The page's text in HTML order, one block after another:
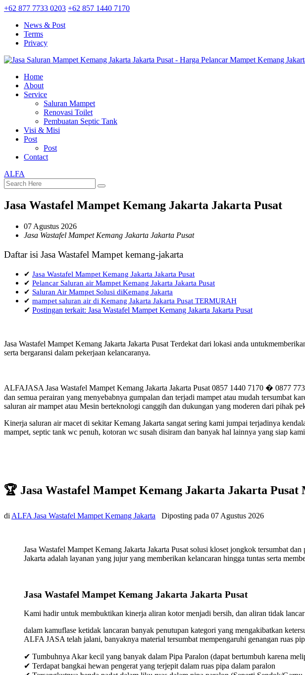
+62 877 7733 0203 +62 857 1440 7170
News & Post
Terms
Privacy
Home
About
Service
Saluran Mampet
Renovasi Toilet
Pembuatan Septic Tank
Visi & Misi
Post
Post
Contact
ALFA
Jasa Wastafel Mampet Kemang Jakarta Jakarta Pusat
07 Agustus 2026
Jasa Wastafel Mampet Kemang Jakarta Jakarta Pusat
Daftar isi Jasa Wastafel Mampet kemang-jakarta
✔ Jasa Wastafel Mampet Kemang Jakarta Jakarta Pusat
✔ Pelancar Saluran air Mampet Kemang Jakarta Jakarta Pusat
✔ Saluran Air Mampet Solusi diKemang Jakarta
✔ mampet saluran air di Kemang Jakarta Jakarta Pusat TERMURAH
✔ Postingan terkait: Jasa Wastafel Mampet Kemang Jakarta Jakarta Pusat
Jasa Wastafel Mampet Kemang Jakarta Jakarta Pusat Terdekat dari lokasi anda
serta bergaransi dalam pekerjaan kelancaranya.
ALFAJASA Jasa Wastafel Mampet Kemang Jakarta Jakarta Pusat 0857 1440 7170 � 0877
dan semua perairan yang menyebabnya gumpalan dan terjadi mampet atau mudah tersumbat
saluran air mampet atau Mesin berteknologi canggih dan dukungan yang moderen dari pihak
Kinerja saluran air macet di sekitar Kemang Jakarta sangat sering kami jumpai terjadinya
mampet, septic tank wc penuh, kotoran wc susah disiram dan banyak hal lainnya yang siap
🏆 Jasa Wastafel Mampet Kemang Jakarta Jakarta Pusat
di ALFA Jasa Wastafel Mampet Kemang Jakarta Diposting pada 07 Agustus 2026
Jasa Wastafel Mampet Kemang Jakarta Jakarta Pusat solusi kloset jongkok tersumbat
Jakarta adalah layanan yang jujur yang memberikan kelancaran hingga tuntas serta
Jasa Wastafel Mampet Kemang Jakarta Jakarta Pusat
Kami hadir untuk membuktikan kinerja aliran kotor menjadi bersih, dan aliran tidak
dalam kamuflase ketidak lancaran banyak penutupan kategori yang mengakibatkan
ALFA JASA telah jalani, banyaknya material tersumbat mempengaruhi genangan ruas
✔ Tumbuhnya Akar kecil yang banyak dalam Pipa Paralon (dapat bertumbuh karena
✔ Terdapat bangkai hewan pengerat yang terjepit dalam ruas pipa dalam paralon